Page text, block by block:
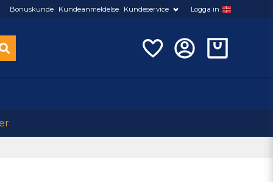
Bonuskunde Kundeanmeldelse Kundeservice Logga in